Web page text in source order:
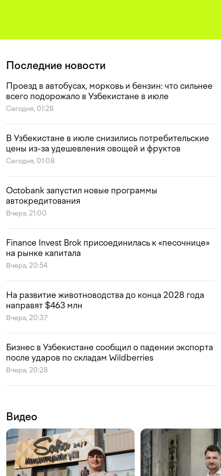
Последние новости
Проезд в автобусах, морковь и бензин: что сильнее
всего подорожало в Узбекистане в июле
Сегодня, 01:28
В Узбекистане в июле снизились потребительские
цены из-за удешевления овощей и фруктов
Сегодня, 01:08
Octobank запустил новые программы
автокредитования
Вчера, 21:00
Finance Invest Brok присоединилась к «песочнице»
на рынке капитала
Вчера, 20:54
На развитие животноводства до конца 2028 года
направят $463 млн
Вчера, 20:37
Бизнес в Узбекистане сообщил о падении экспорта
после ударов по складам Wildberries
Вчера, 20:28
Видео